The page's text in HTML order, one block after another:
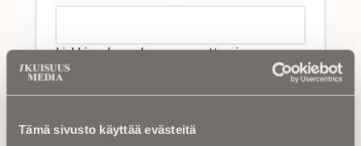
Tämä sivusto käyttää evästeitä
Linkki uuden salasanan asettamiseen
lähetetään sähköpostiosoitteeseesi.
sivustolla, pääsyssä tiliisi ja muissa